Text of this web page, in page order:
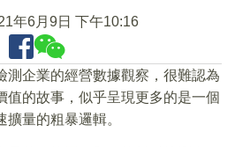
年6月9日 下午10:16
測企業的經營數據觀察，很難認為
值的故事，似乎呈現更多的是一個
量的粗暴邏輯。